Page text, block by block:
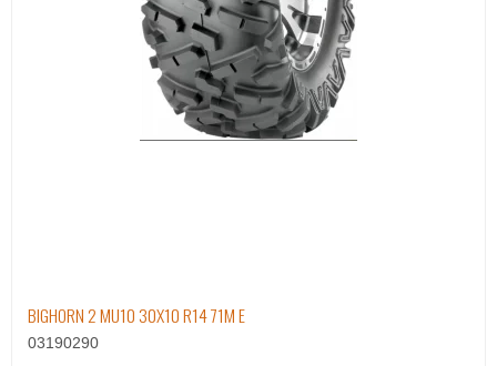
BIGHORN 2 MU10 30X10 R14 71M E
03190290